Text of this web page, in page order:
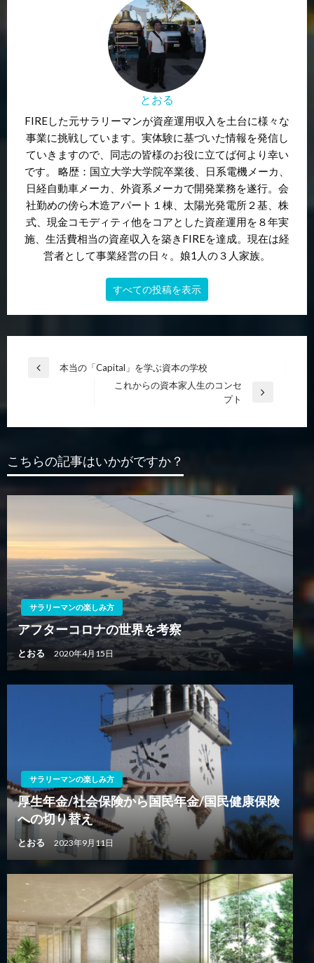
とおる
FIREした元サラリーマンが資産運用収入を土台に様々な
事業に挑戦しています。実体験に基づいた情報を発信し
ていきますので、同志の皆様のお役に立てば何より幸い
です。 略歴：国立大学大学院卒業後、日系電機メーカ、
日経自動車メーカ、外資系メーカで開発業務を遂行。会
社勤めの傍ら木造アパート１棟、太陽光発電所２基、株
式、現金コモディティ他をコアとした資産運用を８年実
施、生活費相当の資産収入を築きFIREを達成。現在は経
営者として事業経営の日々。娘1人の３人家族。
すべての投稿を表示
投
ビ
ー
ン
本当の「Capital」を学ぶ資本の学校
投
これからの資本家人生のコンセ
プト
こちらの記事はいかがですか？
サラリーマンの楽しみ方
アフターコロナの世界を考察
とおる 2020年4月15日
サラリーマンの楽しみ方
厚生年金/社会保険から国民年金/国民健康保険
への切り替え
とおる 2023年9月11日